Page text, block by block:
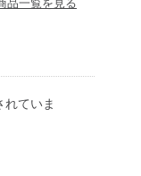
品一覧を見る
ていま